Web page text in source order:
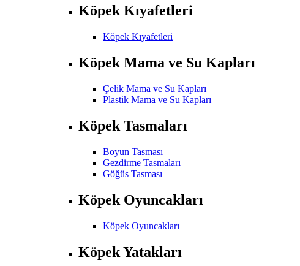
Köpek Kıyafetleri
Köpek Kıyafetleri
Köpek Mama ve Su Kapları
Çelik Mama ve Su Kapları
Plastik Mama ve Su Kapları
Köpek Tasmaları
Boyun Tasması
Gezdirme Tasmaları
Göğüs Tasması
Köpek Oyuncakları
Köpek Oyuncakları
Köpek Yatakları